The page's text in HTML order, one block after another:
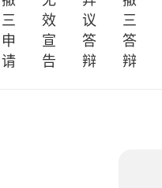
三
申
请
效
宣
告
议
答
辩
三
答
辩